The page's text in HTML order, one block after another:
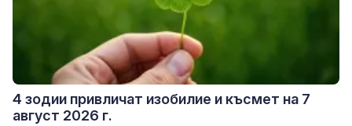
4 зодии привличат изобилие и късмет на 7
август 2026 г.